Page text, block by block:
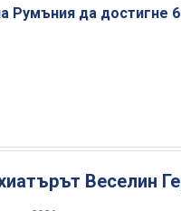
Румъния да достигне
Веселин